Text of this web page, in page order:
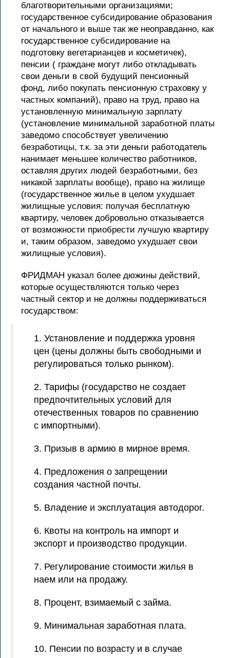
благотворительными организациями;
государственное субсидирование образования
от начального и выше так же неоправданно, как
государственное субсидирование на
подготовку вегетарианцев и косметичек),
пенсии ( граждане могут либо откладывать
свои деньги в свой будущий пенсионный
фонд, либо покупать пенсионную страховку у
частных компаний), право на труд, право на
установленную минимальную зарплату
(установление минимальной заработной платы
заведомо способствует увеличению
безработицы, т.к. за эти деньги работодатель
нанимает меньшее количество работников,
оставляя других людей безработными, без
никакой зарплаты вообще), право на жилище
(государственное жилье в целом ухудшает
жилищные условия: получая бесплатную
квартиру, человек добровольно отказывается
от возможности приобрести лучшую квартиру
и, таким образом, заведомо ухудшает свои
жилищные условия).
ФРИДМАН указал более дюжины действий,
которые осуществляются только через
частный сектор и не должны поддерживаться
государством:
1. Установление и поддержка уровня
цен (цены должны быть свободными и
регулироваться только рынком).
2. Тарифы (государство не создает
предпочтительных условий для
отечественных товаров по сравнению
с импортными).
3. Призыв в армию в мирное время.
4. Предложения о запрещении
создания частной почты.
5. Владение и эксплуатация автодорог.
6. Квоты на контроль на импорт и
экспорт и производство продукции.
7. Регулирование стоимости жилья в
наем или на продажу.
8. Процент, взимаемый с займа.
9. Минимальная заработная плата.
10. Пенсии по возрасту и в случае